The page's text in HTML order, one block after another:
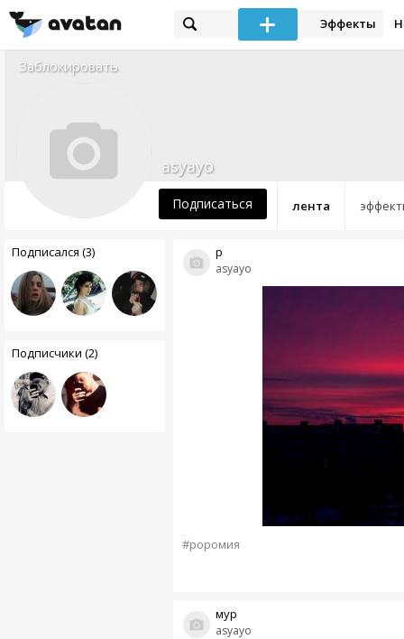
Эффекты
Заблокировать
лента
asyayo
Подписаться
Подписался (3)
Подписчики (2)
asyayo
р
#роромия
asyayo
мур